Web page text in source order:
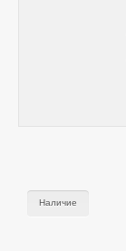
Наличие